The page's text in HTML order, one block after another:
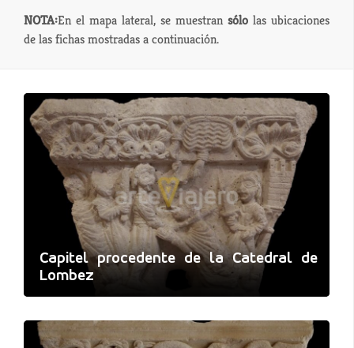
NOTA:En el mapa lateral, se muestran sólo las ubicaciones
de las fichas mostradas a continuación.
Capitel procedente de la Catedral de
Lombez